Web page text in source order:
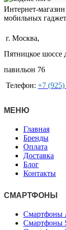
Интернет-
мобильных
г. Москва,
Пятницкое
павильон 76
Телефон: +7 (925)
МЕНЮ
Главная
Бренды
Оплата
Доставка
Блог
Контакты
СМАРТФОНЫ
Смартфоны
Смартфоны